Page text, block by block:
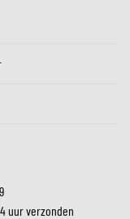
uur verzonden